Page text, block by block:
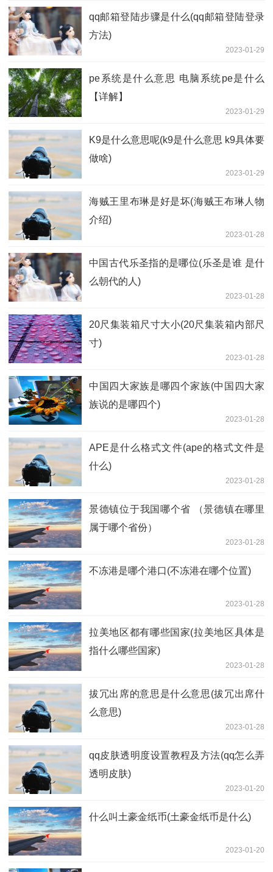
qq邮箱登陆步骤是什么(qq邮箱登陆登录
方法)
2023-01-29
pe系统是什么意思 电脑系统pe是什么
【详解】
2023-01-29
K9是什么意思呢(k9是什么意思 k9具体要
做啥)
2023-01-29
海贼王里布琳是好是坏(海贼王布琳人物
介绍)
2023-01-28
中国古代乐圣指的是哪位(乐圣是谁 是什
么朝代的人)
2023-01-28
20尺集装箱尺寸大小(20尺集装箱内部尺
寸)
2023-01-28
中国四大家族是哪四个家族(中国四大家
族说的是哪四个)
2023-01-28
APE是什么格式文件(ape的格式文件是
什么)
2023-01-28
景德镇位于我国哪个省 （景德镇在哪里
属于哪个省份）
2023-01-28
不冻港是哪个港口(不冻港在哪个位置)
2023-01-28
拉美地区都有哪些国家(拉美地区具体是
指什么哪些国家)
2023-01-28
拔冗出席的意思是什么意思(拔冗出席什
么意思)
2023-01-28
qq皮肤透明度设置教程及方法(qq怎么弄
透明皮肤)
2023-01-20
什么叫土豪金纸币(土豪金纸币是什么)
2023-01-20